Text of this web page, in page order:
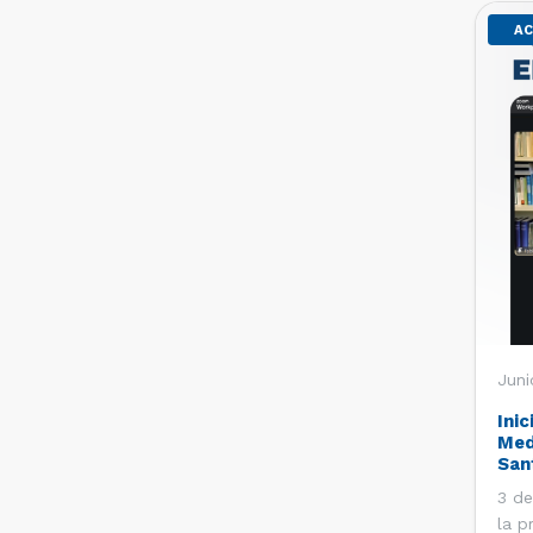
3
la